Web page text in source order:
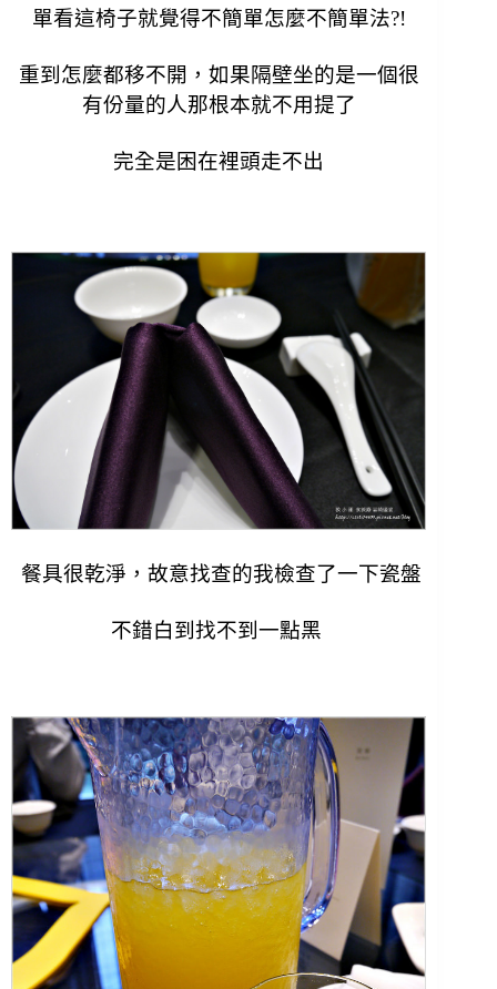
單看這椅子就覺得不簡單怎麼不簡單法?!
重到怎麼都移不開，如果隔壁坐的是一個很
有份量的人那根本就不用提了
完全是困在裡頭走不出
餐具很乾淨，故意找查的我檢查了一下瓷盤
不錯白到找不到一點黑